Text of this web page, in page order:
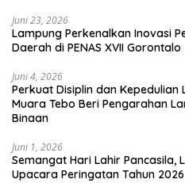
Juni 23, 2026
Lampung Perkenalkan Inovasi
Daerah di PENAS XVII Gorontalo
Juni 4, 2026
Perkuat Disiplin dan Kepedulian
Muara Tebo Beri Pengarahan
Binaan
Juni 1, 2026
Semangat Hari Lahir Pancasila,
Upacara Peringatan Tahun 2026